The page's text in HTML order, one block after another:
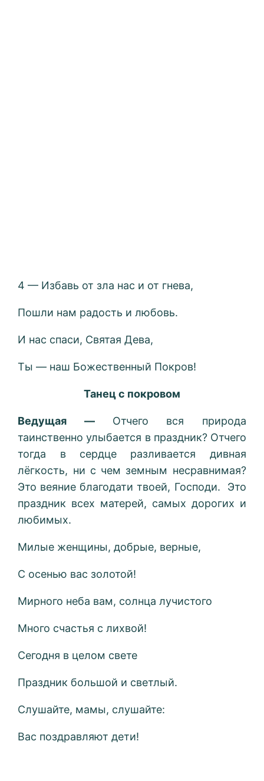
4 — Избавь от зла нас и от гнева,
Пошли нам радость и любовь.
И нас спаси, Святая Дева,
Ты — наш Божественный Покров!
Танец с покровом
Ведущая — Отчего вся природа
таинственно улыбается в праздник? Отчего
тогда в сердце разливается дивная
лёгкость, ни с чем земным несравнимая?
Это веяние благодати твоей, Господи. Это
праздник всех матерей, самых дорогих и
любимых.
Милые женщины, добрые, верные,
С осенью вас золотой!
Мирного неба вам, солнца лучистого
Много счастья с лихвой!
Сегодня в целом свете
Праздник большой и светлый.
Слушайте, мамы, слушайте:
Вас поздравляют дети!